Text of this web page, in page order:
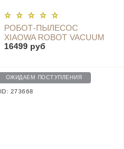
РОБОТ-ПЫЛЕСОС
XIAOWA ROBOT VACUUM
CLEANER E202-00\E20
16499 руб
ОЖИДАЕМ ПОСТУПЛЕНИЯ
ID: 273668